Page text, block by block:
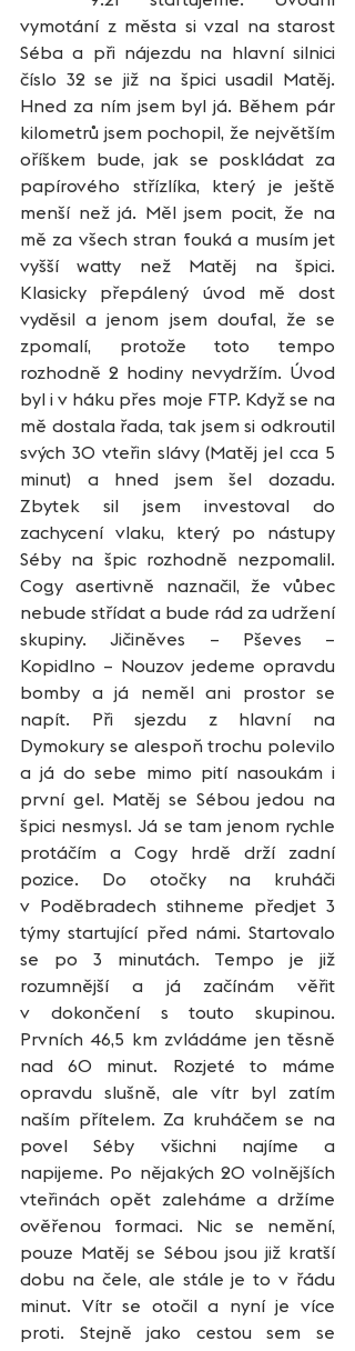
vymotání z města si vzal na starost
Séba a při nájezdu na hlavní silnici
číslo 32 se již na špici usadil Matěj.
Hned za ním jsem byl já. Během pár
kilometrů jsem pochopil, že největším
oříškem bude, jak se poskládat za
papírového střízlíka, který je ještě
menší než já. Měl jsem pocit, že na
mě za všech stran fouká a musím jet
vyšší watty než Matěj na špici.
Klasicky přepálený úvod mě dost
vyděsil a jenom jsem doufal, že se
zpomalí, protože toto tempo
rozhodně 2 hodiny nevydržím. Úvod
byl i v háku přes moje FTP. Když se na
mě dostala řada, tak jsem si odkroutil
svých 30 vteřin slávy (Matěj jel cca 5
minut) a hned jsem šel dozadu.
Zbytek sil jsem investoval do
zachycení vlaku, který po nástupy
Séby na špic rozhodně nezpomalil.
Cogy asertivně naznačil, že vůbec
nebude střídat a bude rád za udržení
skupiny. Jičiněves – Pševes –
Kopidlno – Nouzov jedeme opravdu
bomby a já neměl ani prostor se
napít. Při sjezdu z hlavní na
Dymokury se alespoň trochu polevilo
a já do sebe mimo pití nasoukám i
první gel. Matěj se Sébou jedou na
špici nesmysl. Já se tam jenom rychle
protáčím a Cogy hrdě drží zadní
pozice. Do otočky na kruháči
v Poděbradech stihneme předjet 3
týmy startující před námi. Startovalo
se po 3 minutách. Tempo je již
rozumnější a já začínám věřit
v dokončení s touto skupinou.
Prvních 46,5 km zvládáme jen těsně
nad 60 minut. Rozjeté to máme
opravdu slušně, ale vítr byl zatím
naším přítelem. Za kruháčem se na
povel Séby všichni najíme a
napijeme. Po nějakých 20 volnějších
vteřinách opět zaleháme a držíme
ověřenou formaci. Nic se nemění,
pouze Matěj se Sébou jsou již kratší
dobu na čele, ale stále je to v řádu
minut. Vítr se otočil a nyní je více
proti. Stejně jako cestou sem se